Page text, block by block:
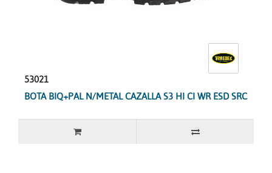
53021
BOTA BIQ+PAL N/METAL CAZALLA S3 HI CI WR ESD SRC